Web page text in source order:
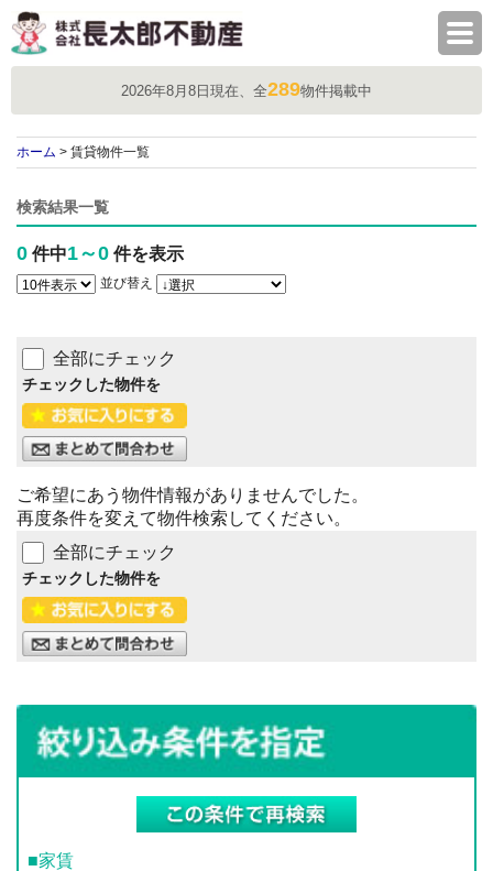
2026年8月8日現在、全289物件掲載中
ホーム > 賃貸物件一覧
検索結果一覧
0 件中1～0 件を表示
並び替え
全部にチェック
チェックした物件を
ご希望にあう物件情報がありませんでした。
再度条件を変えて物件検索してください。
全部にチェック
チェックした物件を
■家賃